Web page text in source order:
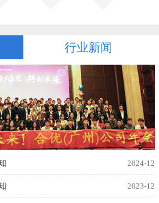
行业新闻
2024-12
2023-12